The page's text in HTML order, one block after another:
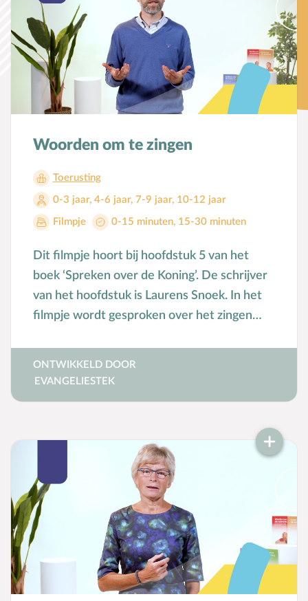
Karaktervorming
Ruimte door regels
Verschillend begaafd
Seksuele vorming
Samen in gesprek
Speciaal voor moeders
Speciaal voor vaders
Rouw en verdriet
Online cursussen
Boekentips voor ouders en opvoedkringen
Alle onderwerpen
A
Andersbegaafd
B
Biddag
Bijbelse kernbegrippen
Tijdsduur
0-15 minuten
(540)
15-30 minuten
(38)
30-45 minuten (19)
45-60 minuten
TOON MEER
Ontwikkeld door
Elke Dag Nieuw
Geloofwaardig opvoeden
Terdege (59)
Goed in Vorm
(40)
TOON MEER
Woorden om te zingen
Toerusting
0-3 jaar, 4-6 jaar, 7-9 jaar, 10-12 jaar
Filmpje 0-15 minuten, 15-30 minuten
Dit filmpje hoort bij hoofdstuk 5 van het
boek ‘Spreken over de Koning’. De schrijver
van het hoofdstuk is Laurens Snoek. In het
filmpje wordt gesproken over het zingen
ONTWIKKELD DOOR
EVANGELIESTEK